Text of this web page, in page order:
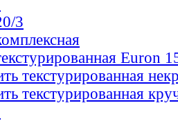
3
Euron
текстурированная
текстурированная